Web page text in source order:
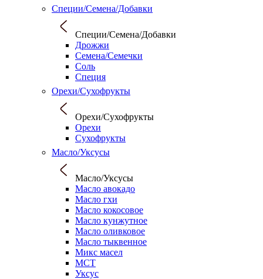
Специи/Семена/Добавки
Специи/Семена/Добавки
Дрожжи
Семена/Семечки
Соль
Специя
Орехи/Сухофрукты
Орехи/Сухофрукты
Орехи
Сухофрукты
Масло/Уксусы
Масло/Уксусы
Масло авокадо
Масло гхи
Масло кокосовое
Масло кунжутное
Масло оливковое
Масло тыквенное
Микс масел
МСТ
Уксус